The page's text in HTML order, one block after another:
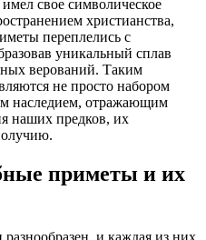
свое символическое
христианства,
переплелись с
уникальный сплав
верований. Таким
не просто набором
наследием, отражающим
наших предков, их
приметы и их
и каждая из них